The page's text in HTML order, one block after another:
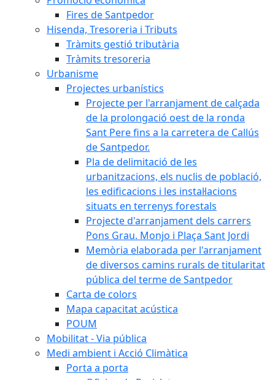
Fires de Santpedor
Hisenda, Tresoreria i Tributs
Tràmits gestió tributària
Tràmits tresoreria
Urbanisme
Projectes urbanístics
Projecte per l'arranjament de calçada
de la prolongació oest de la ronda
Sant Pere fins a la carretera de Callús
de Santpedor.
Pla de delimitació de les
urbanitzacions, els nuclis de població,
les edificacions i les instal·lacions
situats en terrenys forestals
Projecte d'arranjament dels carrers
Pons Grau. Monjo i Plaça Sant Jordi
Memòria elaborada per l'arranjament
de diversos camins rurals de titularitat
pública del terme de Santpedor
Carta de colors
Mapa capacitat acústica
POUM
Mobilitat - Via pública
Medi ambient i Acció Climàtica
Porta a porta